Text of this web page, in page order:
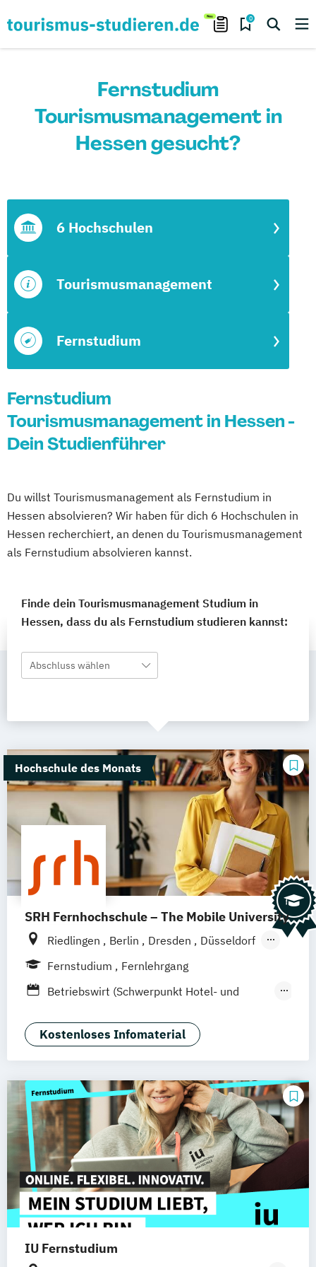
0
Fernstudium
Tourismusmanagement in
Hessen gesucht?
Fernstudium
Tourismusmanagement
6 Hochschulen
Fernstudium
Tourismusmanagement in Hessen -
Dein Studienführer
Du willst Tourismusmanagement als Fernstudium in
Hessen absolvieren? Wir haben für dich 6 Hochschulen in
Hessen recherchiert, an denen du Tourismusmanagement
als Fernstudium absolvieren kannst.
Finde dein Tourismusmanagement Studium in
Hessen, dass du als Fernstudium studieren kannst:
Abschluss wählen
Hochschule des Monats
SRH Fernhochschule – The Mobile University
Riedlingen Berlin Dresden
Düsseldorf
Hamburg
Hannover Köln
Mannheim
Wertheim Wien
Frankfurt am Main Hamm Zürich
Fernstudium
Fernlehrgang
Betriebswirt (Schwerpunkt Hotel- und
Betriebswirtschaft und Hotelmanagement
Kostenloses Infomaterial
IU Fernstudium